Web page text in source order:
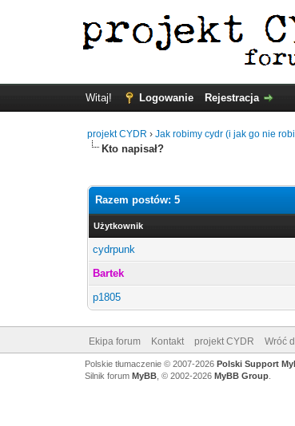
Witaj! Logowanie Rejestracja
projekt CYDR ›Jak robimy cydr (i jak go nie
Kto napisał?
Razem postów: 5
Użytkownik
cydrpunk
Bartek
p1805
Ekipa forum Kontakt projekt CYDR Wróć
Polskie tłumaczenie © 2007-2026 Polski Support
Silnik forum MyBB, © 2002-2026 MyBB Group.